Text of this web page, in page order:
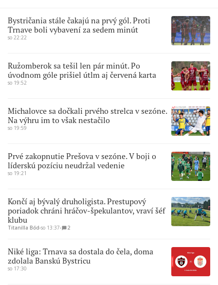
Bystričania stále čakajú na prvý gól. Proti
Trnave boli vybavení za sedem minút
so 22:22
Ružomberok sa tešil len pár minút. Po
úvodnom góle prišiel útlm aj červená karta
so 19:52
Michalovce sa dočkali prvého strelca v sezóne.
Na výhru im to však nestačilo
so 19:59
Prvé zakopnutie Prešova v sezóne. V boji o
líderskú pozíciu neudržal vedenie
so 19:21
Končí aj bývalý druholigista. Prestupový
poriadok chráni hráčov-špekulantov, vraví šéf
klubu
Titanilla Bőd∙so 13:37∙ 2
Niké liga: Trnava sa dostala do čela, doma
zdolala Banskú Bystricu
so 17:30